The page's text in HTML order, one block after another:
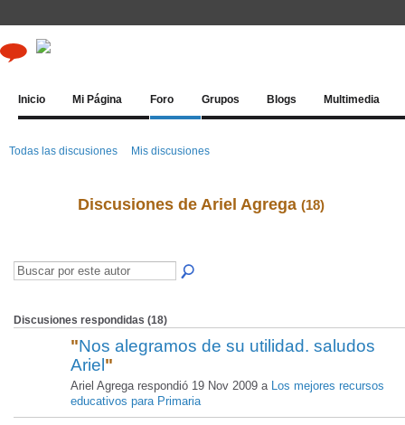
Inicio Mi Página Foro Grupos Blogs Multimedia
Todas las discusiones Mis discusiones
Discusiones de Ariel Agrega (18)
Discusiones respondidas (18)
"Nos alegramos de su utilidad. saludos
Ariel "
Ariel Agrega respondió 19 Nov 2009 a Los mejores recursos
educativos para Primaria